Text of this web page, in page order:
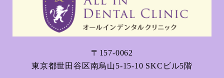
〒157-0062
東京都世田谷区南烏山5-15-10 SKCビル5階